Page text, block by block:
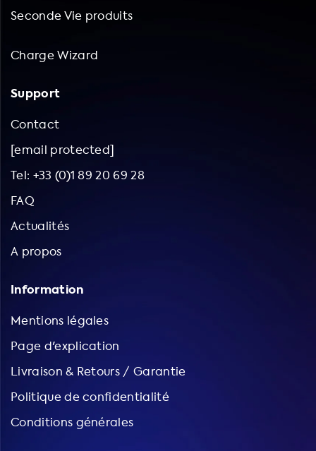
Seconde Vie produits
Charge Wizard
Support
Contact
[email protected]
Tel: +33 (0)1 89 20 69 28
FAQ
Actualités
A propos
Information
Mentions légales
Page d'explication
Livraison & Retours / Garantie
Politique de confidentialité
Conditions générales